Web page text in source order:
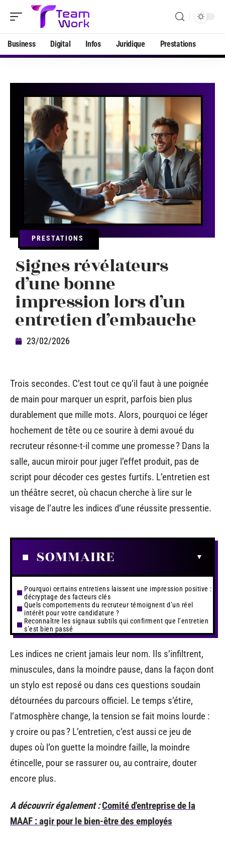
Business Digital Infos Juridique Prestations
PRESTATIONS
Signes révélateurs
d’une bonne
impression lors d’un
entretien d’embauche
23/02/2026
Trois secondes. C’est tout ce qu’il faut à une poignée
de main pour marquer un esprit, parfois bien plus
durablement que mille mots. Alors, pourquoi ce léger
hochement de tête ou ce sourire à demi avoué du
recruteur résonne-t-il comme une promesse ? Dans la
salle, aucun miroir pour juger l’effet produit, pas de
script pour décoder ces gestes furtifs. L’entretien est
un théâtre secret, où chacun cherche à lire sur le
visage de l’autre les indices d’une réussite pressentie.
SOMMAIRE
Pourquoi certains entretiens laissent une impression positive :
décryptage des facteurs clés
Quels comportements du recruteur témoignent d’un réel
intérêt pour votre candidature ?
Reconnaître les signaux subtils qui confirment que l’entretien
s’est bien passé
Les indices ne crient jamais leur nom. Ils s’infiltrent,
minuscules, dans la moindre pause, dans la façon dont
un stylo est reposé ou dans ces questions soudain
détournées du parcours officiel. Le temps s’étire,
l’atmosphère change, la tension se fait moins lourde :
y croire ou pas ? L’entretien, c’est aussi ce jeu de
dupes où l’on guette la moindre faille, la moindre
étincelle, pour se rassurer ou, au contraire, douter
encore plus.
A découvrir également :Comité d'entreprise de la
MAAF : agir pour le bien-être des employés